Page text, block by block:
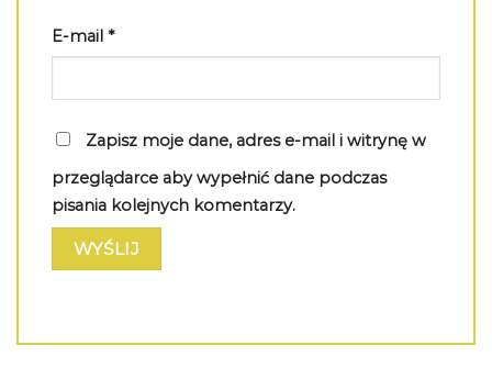
E-mail *
Zapisz moje dane, adres e-mail i witrynę w
przeglądarce aby wypełnić dane podczas
pisania kolejnych komentarzy.